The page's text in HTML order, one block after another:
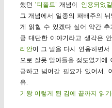
했던 ‘디폴트’ 개념이 인용되었
그 개념에서 일종의 패배주의
게 읽힐 수 있겠다 싶어 약간
큼 대단한 이야기라고 생각은
리안이 그 말을 다시 인용하면서
으로 잘못 알아들을 정도였기에
급하고 넘어갈 필요가 있어서.
유.
기왕 이렇게 된 김에 끝까지 읽